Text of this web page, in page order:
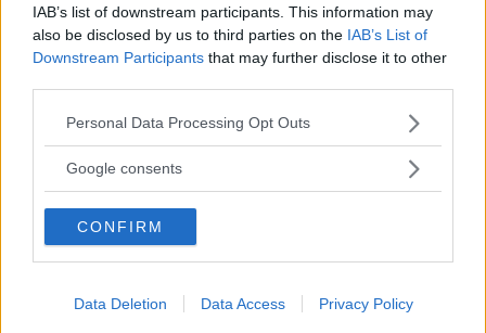
IAB’s list of downstream participants. This information may
also be disclosed by us to third parties on the IAB’s List of
Downstream Participants that may further disclose it to other
Please note that this website/app uses one or more Google
not limited to your visit or usage behaviour. You may click to
use your data for below specified purposes in below Google
consent section.
Personal Data Processing Opt Outs
Google consents
CONFIRM
Data Deletion Data Access Privacy Policy
Vi ställe nykomlingen mot Audi Q3 och Mazda CX-5.